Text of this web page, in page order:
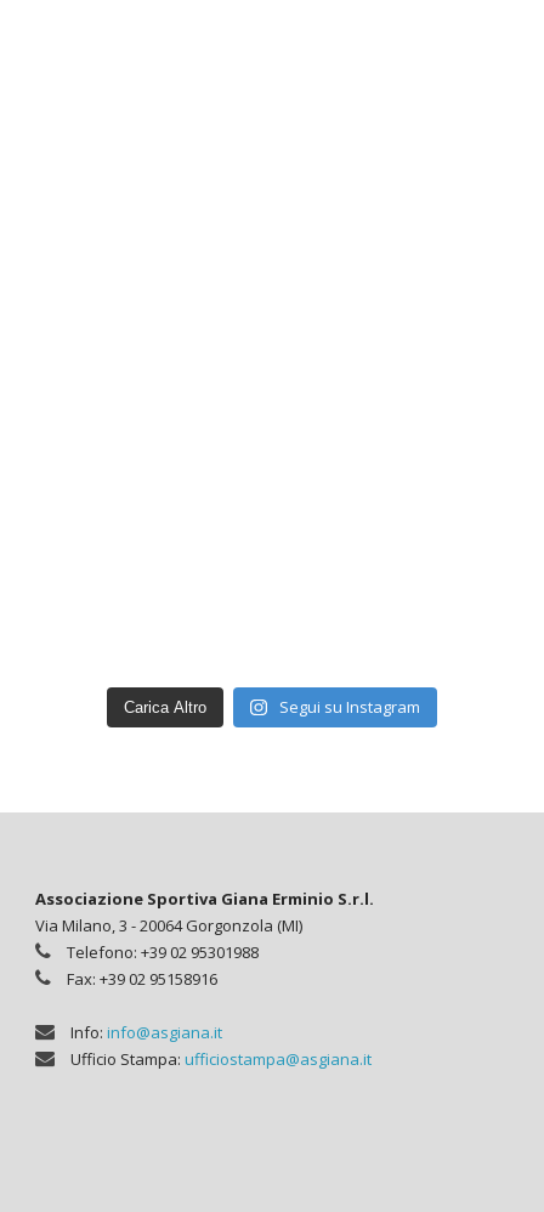
Carica Altro Segui su Instagram
Associazione Sportiva Giana Erminio S.r.l.
Via Milano, 3 - 20064 Gorgonzola (MI)
Telefono: +39 02 95301988
Fax: +39 02 95158916
Info: info@asgiana.it
Ufficio Stampa: ufficiostampa@asgiana.it